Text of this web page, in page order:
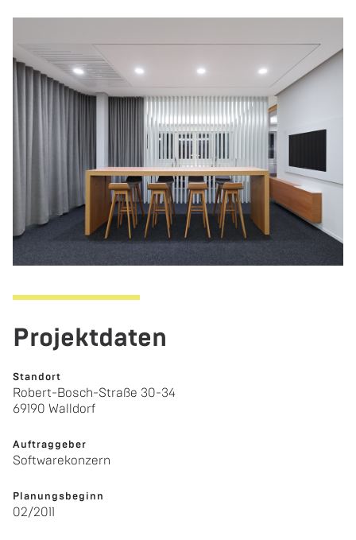
Pro­jekt­da­ten
Stand­ort
Ro­bert-Bosch-Stra­ße 30-34
69190 Wall­dorf
Auf­trag­ge­ber
Soft­ware­kon­zern
Pla­nungs­be­ginn
02/2011